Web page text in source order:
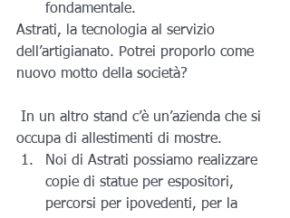
fondamentale.
Astrati, la tecnologia al servizio
dell’artigianato. Potrei proporlo come
nuovo motto della società?
occupa di allestimenti di mostre.
Noi di Astrati possiamo realizzare
copie di statue per espositori,
percorsi per ipovedenti, per la